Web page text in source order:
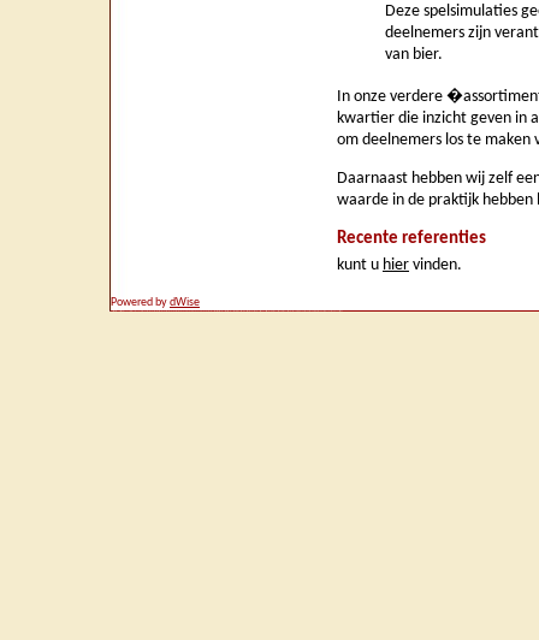
Deze spelsimulaties
deelnemers zijn
van bier.
In onze verdere
kwartier die inzicht geven in
om deelnemers los te
Daarnaast hebben wij zelf
waarde in de praktijk
Recente referenties
kunt u hier vinden.
Powered bydWise